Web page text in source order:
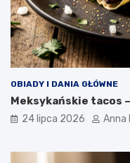
OBIADY I DANIA GŁÓWNE
Meksykańskie tacos
24 lipca 2026 Anna